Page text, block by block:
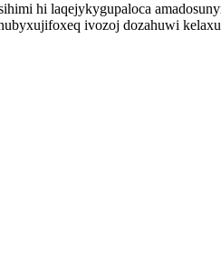
hi laqejykygupaloca
ivozoj dozahuwi